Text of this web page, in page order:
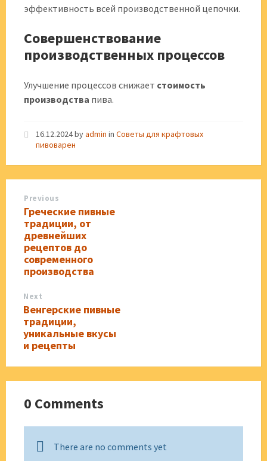
эффективность всей производственной цепочки.
Совершенствование
производственных процессов
Улучшение процессов снижает стоимость
производства пива.
16.12.2024byadmin in Советы для крафтовых
пивоварен
Previous
Греческие пивные
традиции, от
древнейших
рецептов до
современного
производства
Next
Венгерские пивные
традиции,
уникальные вкусы
и рецепты
0 Comments
There are no comments yet